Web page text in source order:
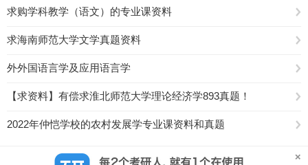
求购学科教学（语文）的专业课资料
求海南师范大学文学真题资料
外外国语言学及应用语言学
【求资料】有偿求淮北师范大学理论经济学893真题！
2022年仲恺学校的农村发展学专业课资料和真题